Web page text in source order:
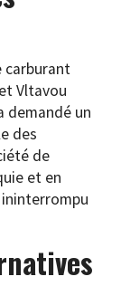
carburant
Vltavou
demandé un
des
de
et en